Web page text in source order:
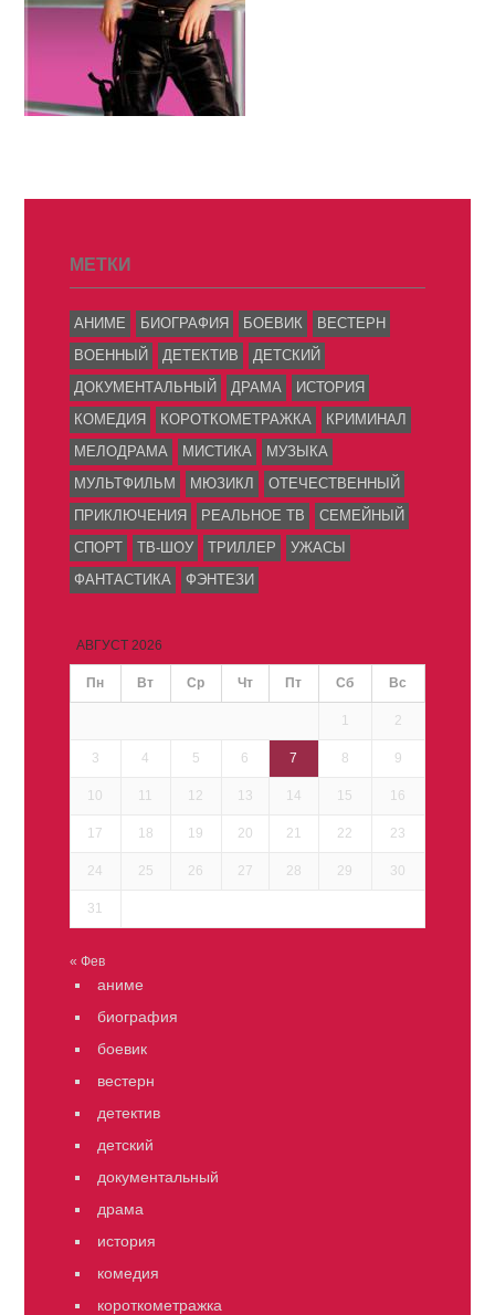
МЕТКИ
АНИМЕ БИОГРАФИЯ БОЕВИК
ВЕСТЕРН
ВОЕННЫЙ
ДЕТЕКТИВ
ДЕТСКИЙ
ДОКУМЕНТАЛЬНЫЙ
ДРАМА
ИСТОРИЯ
КОМЕДИЯ
КОРОТКОМЕТРАЖКА
КРИМИНАЛ
МЕЛОДРАМА
МИСТИКА
МУЗЫКА
МУЛЬТФИЛЬМ
МЮЗИКЛ
ОТЕЧЕСТВЕННЫЙ
ПРИКЛЮЧЕНИЯ
РЕАЛЬНОЕ ТВ
СЕМЕЙНЫЙ
СПОРТ
ТВ-ШОУ ТРИЛЛЕР
УЖАСЫ
ФАНТАСТИКА
ФЭНТЕЗИ
АВГУСТ 2026
Пн Вт Ср Чт Пт Сб Вс
1 2
3 4 5 6 7 8 9
10 11 12 13 14 15 16
17 18 19 20 21 22 23
24 25 26 27 28 29 30
31
« Фев
аниме
биография
боевик
вестерн
детектив
детский
документальный
драма
история
комедия
короткометражка